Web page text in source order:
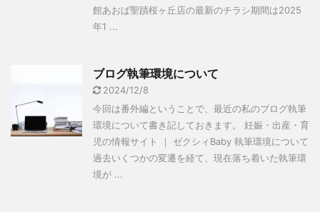
館あおば聖蹟桜ヶ丘店の最新のチラシ期間は2025
年1 ...
ブログ執筆環境について
2024/12/8
今回は番外編ということで、最近の私のブログ執筆
環境について書き記しておきます。 妊娠・出産・育
児の情報サイト ｜ ゼクシィBaby 執筆環境について
過去いくつかの変遷を経て、現在落ち着いた執筆環
境が ...